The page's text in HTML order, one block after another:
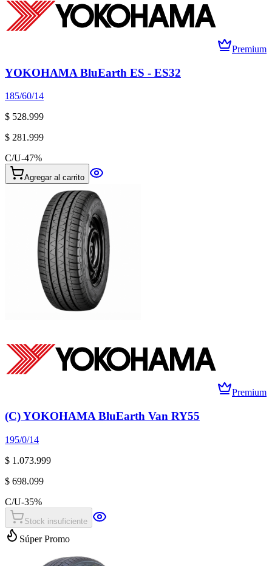
Premium
YOKOHAMA BluEarth ES - ES32
185/60/14
$ 528.999
$ 281.999
C/U-47%
Agregar al carrito
Premium
(C) YOKOHAMA BluEarth Van RY55
195/0/14
$ 1.073.999
$ 698.099
C/U-35%
Stock insuficiente
Súper Promo